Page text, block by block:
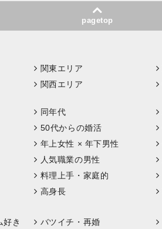
pagetop
関東エリア
関西エリア
同年代
50代からの婚活
年上女性 × 年下男性
人気職業の男性
料理上手・家庭的
高身長
好き
バツイチ・再婚